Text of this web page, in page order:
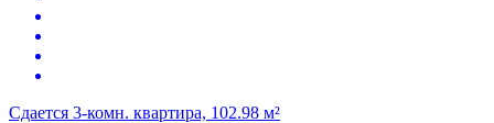
Сдается 3-комн. квартира, 102.98 м²